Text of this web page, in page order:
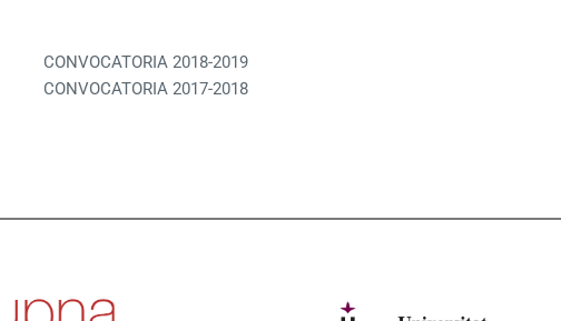
CONVOCATORIA 2018-2019
CONVOCATORIA 2017-2018